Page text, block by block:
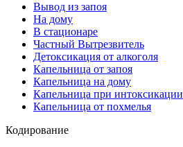
Вывод из запоя
На дому
В стационаре
Частный Вытрезвитель
Детоксикация от алкоголя
Капельница от запоя
Капельница на дому
Капельница при интоксикации
Капельница от похмелья
Кодирование